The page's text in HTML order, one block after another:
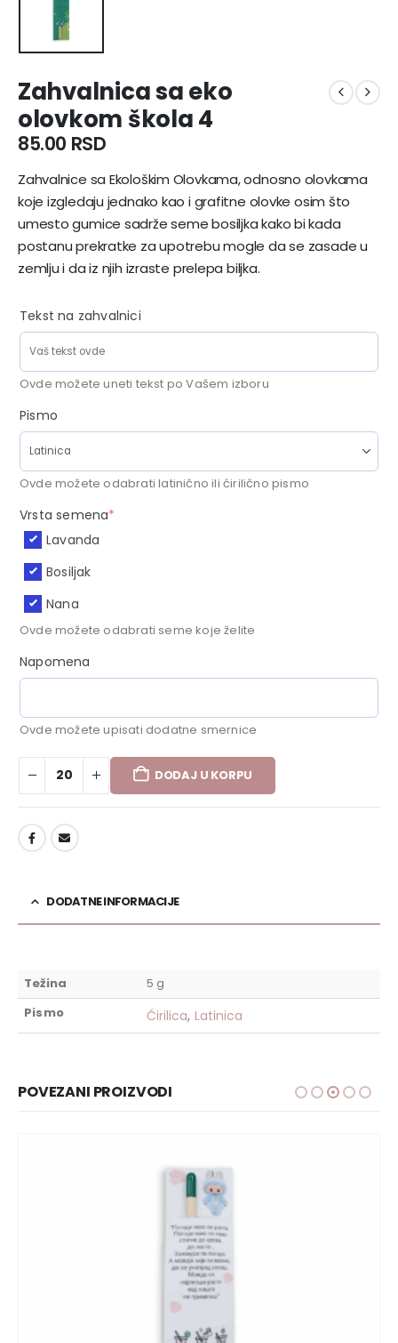
Zahvalnica sa eko
olovkom škola 4
85.00 RSD
Zahvalnice sa Ekološkim Olovkama, odnosno olovkama
koje izgledaju jednako kao i grafitne olovke osim što
umesto gumice sadrže seme bosiljka kako bi kada
postanu prekratke za upotrebu mogle da se zasade u
zemlju i da iz njih izraste prelepa biljka.
Tekst na zahvalnici
Ovde možete uneti tekst po Vašem izboru
Pismo
Ovde možete odabrati latinično ili ćirilično pismo
Vrsta semena*
Lavanda
Bosiljak
Nana
Ovde možete odabrati seme koje želite
Napomena
Ovde možete upisati dodatne smernice
DODAJ U KORPU
DODATNE INFORMACIJE
Težina
5 g
Pismo
Ćirilica, Latinica
POVEZANI PROIZVODI